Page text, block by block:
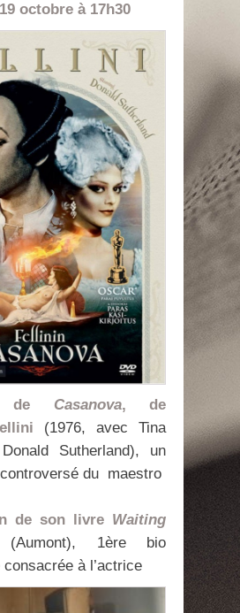
octobre à 17h30
de Casanova, de
(1976, avec Tina
Sutherland), un
du maestro
de son livre Waiting
1ère bio
consacrée à l’actrice